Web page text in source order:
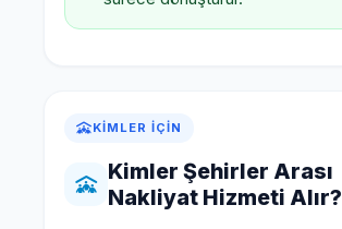
KIMLER İÇIN
Kimler Şehirler Arası
Nakliyat Hizmeti Alır?